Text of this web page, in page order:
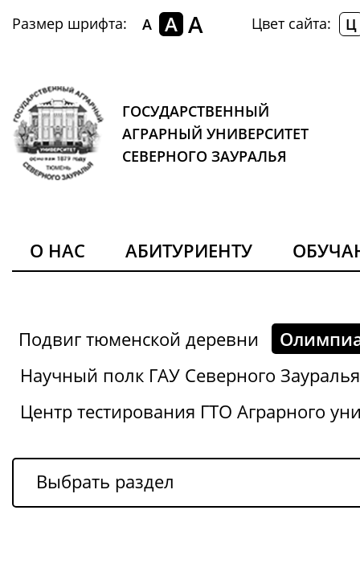
Размер шрифта: A A A Цвет сайта: Ц
ГОСУДАРСТВЕННЫЙ
АГРАРНЫЙ УНИВЕРСИТЕТ
СЕВЕРНОГО ЗАУРАЛЬЯ
О НАС АБИТУРИЕНТУ
Подвиг тюменской деревни
Научный полк ГАУ Северного Зауралья
Центр тестирования ГТО Аграрного
Выбрать раздел